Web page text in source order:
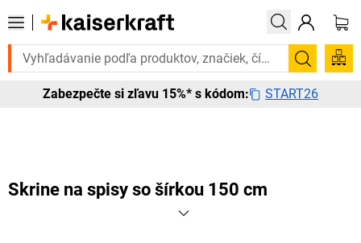
Potrebujete to urgentne? Vybrané bestsellery
Zabezpečte si zľavu 15%* s kódom: START26
Skrine na spisy so šírkou 150 cm